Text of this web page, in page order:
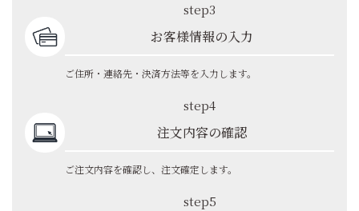
step3
お客様情報の入力
ご住所・連絡先・決済方法等を入力します。
step4
注文内容の確認
ご注文内容を確認し、注文確定します。
step5